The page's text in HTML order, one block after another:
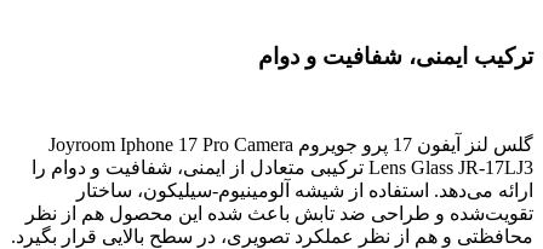
ترکیب ایمنی، شفافیت و دوام
گلس لنز آیفون 17 پرو جویروم Joyroom Iphone 17 Pro Camera
Lens Glass JR-17LJ3 ترکیبی متعادل از ایمنی، شفافیت و دوام را
ارائه می‌دهد. استفاده از شیشه آلومینیوم-سیلیکون، ساختار
تقویت‌شده و طراحی ضد تابش باعث شده این محصول هم از نظر
محافظتی و هم از نظر عملکرد تصویری، در سطح بالایی قرار بگیرد.